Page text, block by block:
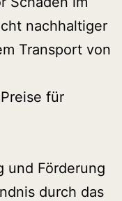
nachhaltiger
Transport von
für
und Förderung
durch das